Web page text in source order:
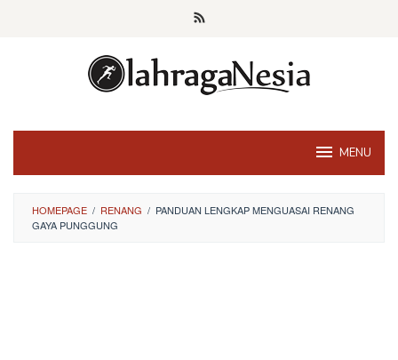
MENU
HOMEPAGE / RENANG / PANDUAN LENGKAP MENGUASAI RENANG
GAYA PUNGGUNG